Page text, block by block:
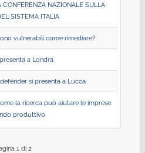
CONFERENZA NAZIONALE SULLA
SISTEMA ITALIA
vulnerabili come rimediare?
a Londra
si presenta a Lucca
la ricerca può aiutare le imprese:
produttivo
1 di 2